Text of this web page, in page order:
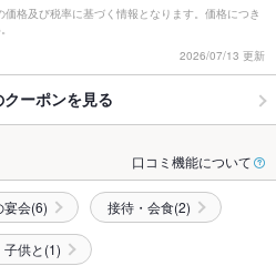
格及び税率に基づく情報となります。価格につき
2026/07/13 更新
ーポンを見る
口コミ機能について
宴会(6) 接待・会食(2)
子供と(1)